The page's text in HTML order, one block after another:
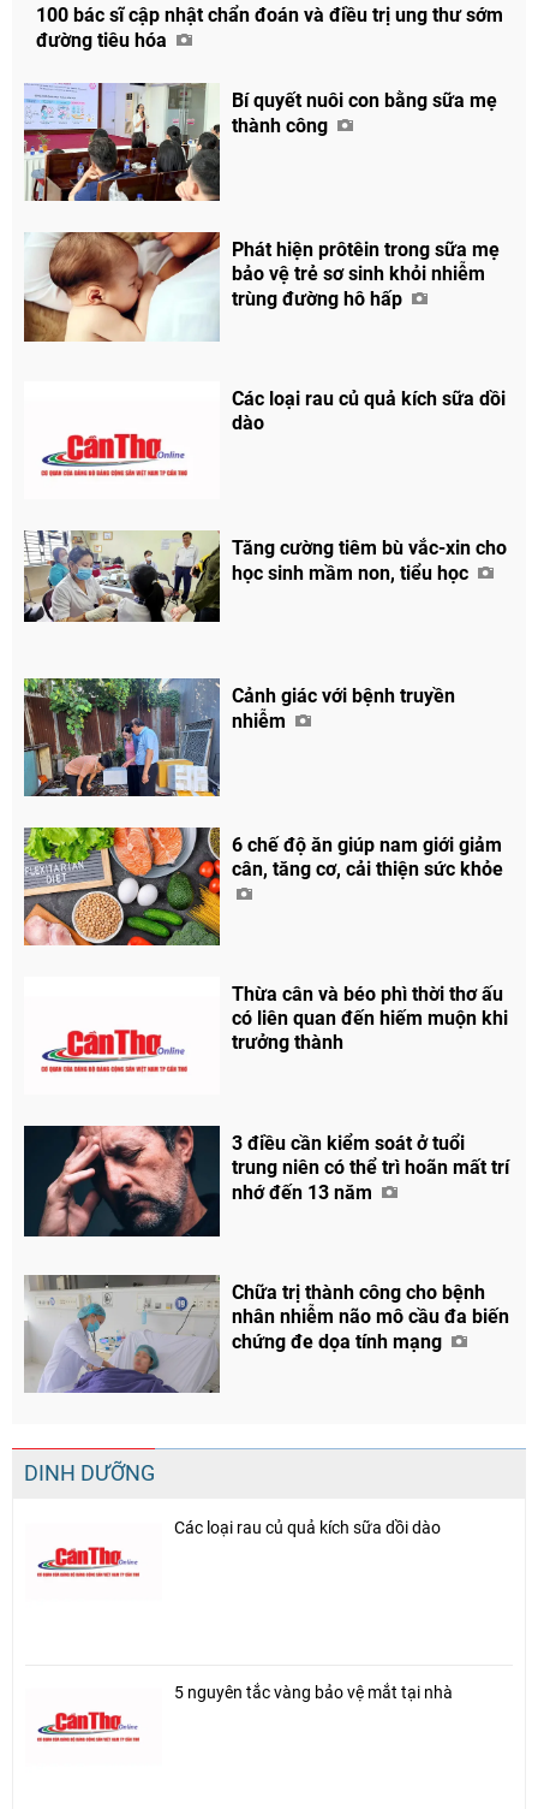
Chia sẻ
100 bác sĩ cập nhật chẩn đoán và điều trị ung thư sớm
đường tiêu hóa
Bí quyết nuôi con bằng sữa mẹ
thành công
Phát hiện prôtêin trong sữa mẹ
bảo vệ trẻ sơ sinh khỏi nhiễm
trùng đường hô hấp
Các loại rau củ quả kích sữa dồi
dào
Tăng cường tiêm bù vắc-xin cho
học sinh mầm non, tiểu học
Cảnh giác với bệnh truyền
nhiễm
6 chế độ ăn giúp nam giới giảm
cân, tăng cơ, cải thiện sức khỏe
Thừa cân và béo phì thời thơ ấu
có liên quan đến hiếm muộn khi
trưởng thành
3 điều cần kiểm soát ở tuổi
trung niên có thể trì hoãn mất trí
nhớ đến 13 năm
Chữa trị thành công cho bệnh
nhân nhiễm não mô cầu đa biến
chứng đe dọa tính mạng
DINH DƯỠNG
Các loại rau củ quả kích sữa dồi dào
5 nguyên tắc vàng bảo vệ mắt tại nhà